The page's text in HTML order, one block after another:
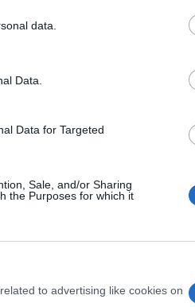
data.
Data.
Data for Targeted
Sale, and/or Sharing
the Purposes for which it
to advertising like cookies on
foto